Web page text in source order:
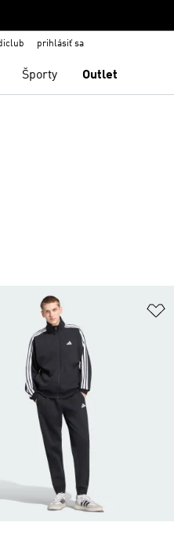
prihlásiť sa
Športy Outlet
želaných položiek